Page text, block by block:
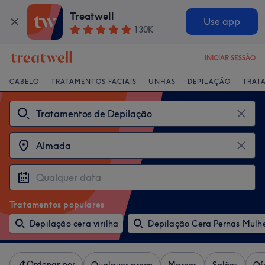
Treatwell
130K
Use app
INICIAR SESSÃO
CABELO TRATAMENTOS FACIAIS UNHAS DEPILAÇÃO
Tratamentos populares
Depilação cera virilha
Depilação Cera Pernas